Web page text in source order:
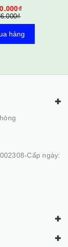
hàng
Cấp ngày: